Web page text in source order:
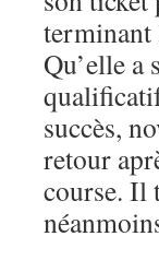
terminant
Qu’elle a
succès,
retour
course. Il